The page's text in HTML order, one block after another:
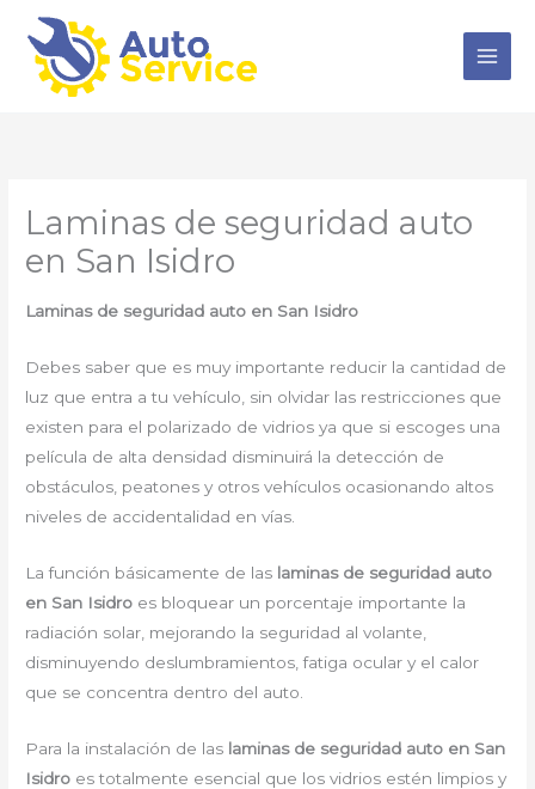
contenido
Laminas de seguridad auto
en San Isidro
Laminas de seguridad auto en San Isidro
Debes saber que es muy importante reducir la cantidad de
luz que entra a tu vehículo, sin olvidar las restricciones que
existen para el polarizado de vidrios ya que si escoges una
película de alta densidad disminuirá la detección de
obstáculos, peatones y otros vehículos ocasionando altos
niveles de accidentalidad en vías.
La función básicamente de las laminas de seguridad auto
en San Isidro es bloquear un porcentaje importante la
radiación solar, mejorando la seguridad al volante,
disminuyendo deslumbramientos, fatiga ocular y el calor
que se concentra dentro del auto.
Para la instalación de las laminas de seguridad auto en San
Isidro estotalmente esencial que los vidrios estén limpios y